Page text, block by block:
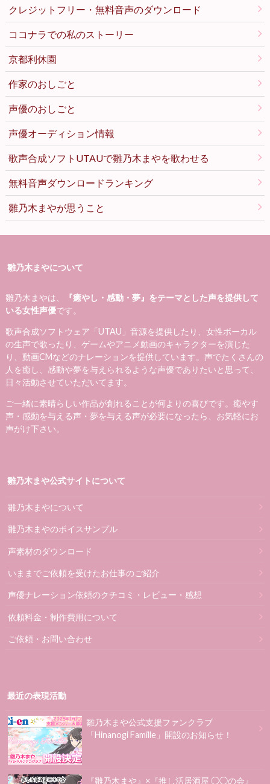
クレジットフリー・無料音声のダウンロード
ココナラでの私のストーリー
京都利休園
作家のおしごと
声優のおしごと
声優オーディション情報
歌声合成ソフトUTAUで雛乃木まやを歌わせる
無料音声ダウンロードランキング
雛乃木まやが思うこと
雛乃木まやについて
雛乃木まやは、
『癒やし・感動・夢』をテーマとした声を提供して
いる女性声優です。
歌声合成ソフトウェア「UTAU」音源を提供したり、女性ボーカル
の生声で歌ったり、ゲームやアニメ動画のキャラクターを演じた
り、動画CMなどのナレーションを提供しています。声でたくさんの
人を癒し、感動や夢を与えられるような声優でありたいと思って、
日々活動させていただいてます。
ご一緒に素晴らしい作品が創れることが何よりの喜びです。癒やす
声・感動を与える声・夢を与える声が必要になったら、お気軽にお
声がけ下さい。
雛乃木まや公式サイトについて
雛乃木まやについて
雛乃木まやのボイスサンプル
声素材のダウンロード
いままでご依頼を受けたお仕事のご紹介
声優ナレーション依頼のクチコミ・レビュー・感想
依頼料金・制作費用について
ご依頼・お問い合わせ
最近の表現活動
雛乃木まや公式支援ファンクラブ
「Hinanogi Famille」開設のお知らせ！
『雛乃木まや』×『推し活居酒屋 ◯◯の会』